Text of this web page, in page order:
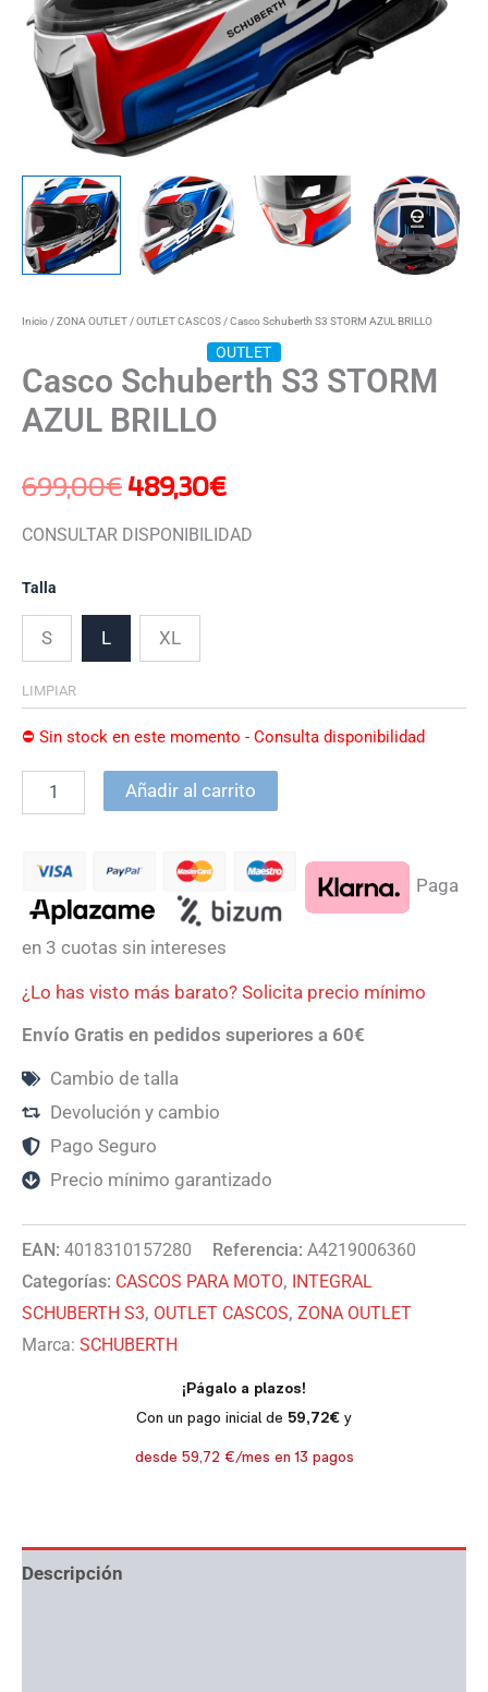
Inicio /ZONA OUTLET /OUTLET CASCOS / Casco Schuberth S3 STORM AZUL BRILLO
OUTLET
Casco Schuberth S3 STORM
AZUL BRILLO
699,00€489,30€
CONSULTAR DISPONIBILIDAD
Talla
S L XL
LIMPIAR
⛔ Sin stock en este momento - Consulta disponibilidad
Añadir al carrito
Paga
en 3 cuotas sin intereses
¿Lo has visto más barato? Solicita precio mínimo
Envío Gratis en pedidos superiores a 60€
Cambio de talla
Devolución y cambio
Pago Seguro
Precio mínimo garantizado
EAN: 4018310157280 Referencia: A4219006360
Categorías: CASCOS PARA MOTO, INTEGRAL
SCHUBERTH S3, OUTLET CASCOS, ZONA OUTLET
Marca: SCHUBERTH
Descripción